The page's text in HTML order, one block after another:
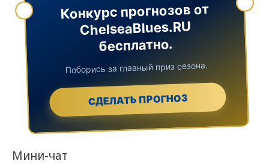
Конкурс прогнозов от
ChelseaBlues.RU
бесплатно.
Поборись за главный приз сезона.
СДЕЛАТЬ ПРОГНОЗ
Мини-чат